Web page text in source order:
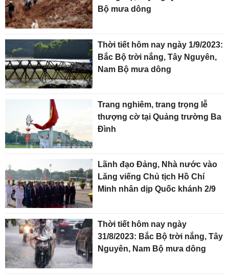
Bộ mưa dông
Thời tiết hôm nay ngày 1/9/2023:
Bắc Bộ trời nắng, Tây Nguyên,
Nam Bộ mưa dông
Trang nghiêm, trang trọng lễ
thượng cờ tại Quảng trường Ba
Đình
Lãnh đạo Đảng, Nhà nước vào
Lăng viếng Chủ tịch Hồ Chí
Minh nhân dịp Quốc khánh 2/9
Thời tiết hôm nay ngày
31/8/2023: Bắc Bộ trời nắng, Tây
Nguyên, Nam Bộ mưa dông